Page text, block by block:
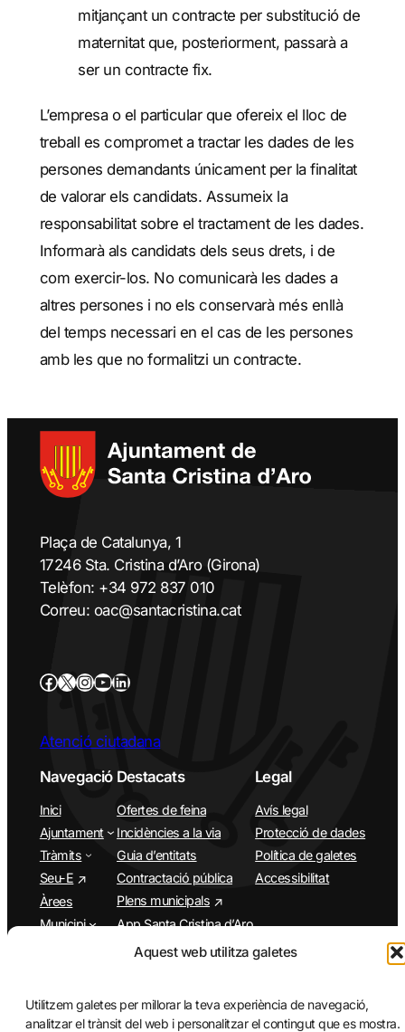
Aquest web utilitza galetes
Utilitzem galetes per millorar la teva experiència de navegació,
analitzar el trànsit del web i personalitzar el contingut que es mostra.
mitjançant un contracte per substitució de
maternitat que, posteriorment, passarà a
ser un contracte fix.
L’empresa o el particular que ofereix el lloc de
treball es compromet a tractar les dades de les
persones demandants únicament per la finalitat
de valorar els candidats. Assumeix la
responsabilitat sobre el tractament de les dades.
Informarà als candidats dels seus drets, i de
com exercir-los. No comunicarà les dades a
altres persones i no els conservarà més enllà
del temps necessari en el cas de les persones
amb les que no formalitzi un contracte.
Plaça de Catalunya, 1
17246 Sta. Cristina d’Aro (Girona)
Telèfon: +34 972 837 010
Correu: oac@santacristina.cat
Atenció ciutadana
Navegació
Inici
Ajuntament
Tràmits
Seu-E
Àrees
Municipi
Destacats
Ofertes de feina
Incidències a la via
Guia d’entitats
Contractació pública
Plens municipals
App Santa Cristina d’Aro
Legal
Avís legal
Protecció de dades
Política de galetes
Accessibilitat